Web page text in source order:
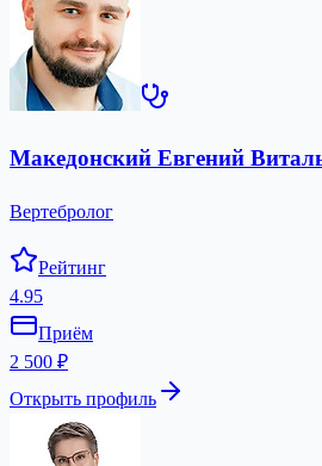
Македонский Евгений
Вертебролог
Рейтинг
4.95
Приём
2 500 ₽
Открыть профиль